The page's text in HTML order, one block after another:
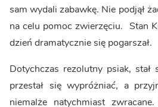
sam wydali zabawkę. Nie podjął
na celu pomoc zwierzęciu. Stan
dzień dramatycznie się pogarszał.
Dotychczas rezolutny psiak, stał
przestał się wypróżniać, a
niemalże natychmiast